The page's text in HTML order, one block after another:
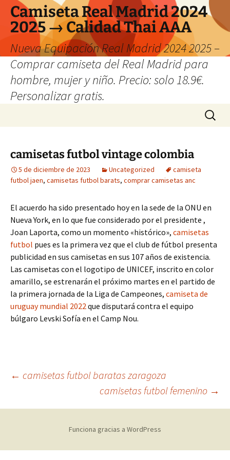
Camiseta Real Madrid 2024
2025 → Calidad Thai AAA
Nueva Equipación Real Madrid 2024 2025 –
Comprar camiseta del Real Madrid para
hombre, mujer y niño. Precio: solo 18.9€.
Personalizar gratis.
Buscar:
camisetas futbol vintage colombia
5 de diciembre de 2023 Uncategorized
camiseta
futbol jaen, camisetas futbol barats, comprar camisetas anc
El acuerdo ha sido presentado hoy en la sede de la ONU en
Nueva York, en lo que fue considerado por el presidente ,
Joan Laporta, como un momento «histórico», camisetas
futbol pues es la primera vez que el club de fútbol presenta
publicidad en sus camisetas en sus 107 años de existencia.
Las camisetas con el logotipo de UNICEF, inscrito en color
amarillo, se estrenarán el próximo martes en el partido de
la primera jornada de la Liga de Campeones, camiseta de
uruguay mundial 2022que disputará contra el equipo
búlgaro Levski Sofía en el Camp Nou.
Navegación
de
entradas
← camisetas futbol baratas zaragoza
camisetas futbol femenino →
Funciona gracias a WordPress